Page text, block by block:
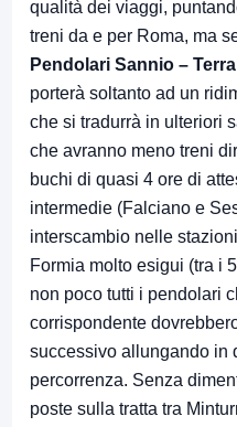
qualità dei viaggi,
treni da e per Roma, ma
Pendolari Sannio –
porterà soltanto ad un
che si tradurrà in ulteriori
che avranno meno treni
buchi di quasi 4 ore di
intermedie (Falciano e
interscambio nelle
Formia molto esigui (tra i
non poco tutti i pendolari
corrispondente
successivo allungando in
percorrenza. Senza
poste sulla tratta tra